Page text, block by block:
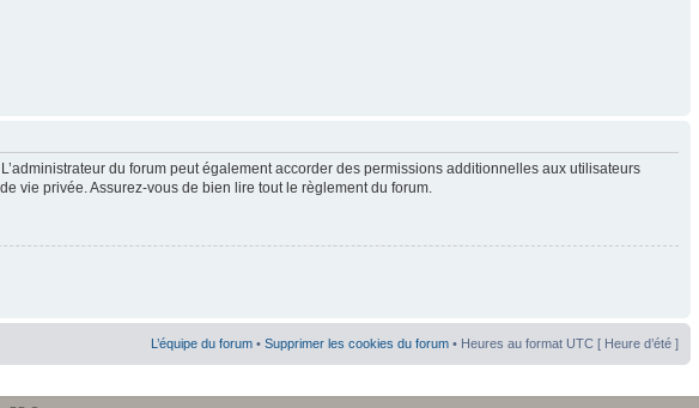
du forum peut également accorder des permissions additionnelles aux utilisateurs
vie privée. Assurez-vous de bien lire tout le règlement du forum.
L’équipe du forum • Supprimer les cookies du forum • Heures au format UTC [ Heure d’été ]